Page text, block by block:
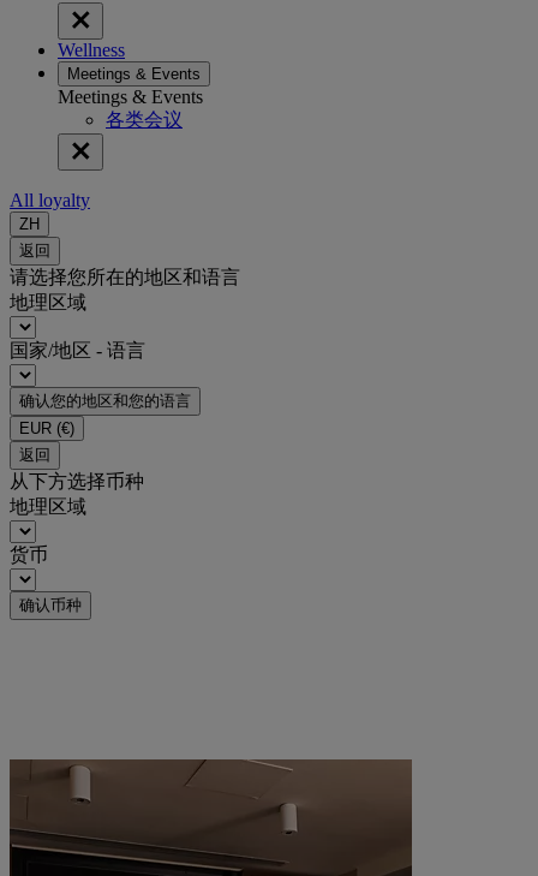
Wellness
Meetings & Events
Meetings & Events
各类会议
All loyalty
ZH
返回
请选择您所在的地区和语言
地理区域
国家/地区 - 语言
确认您的地区和您的语言
EUR (€)
返回
从下方选择币种
地理区域
货币
确认币种